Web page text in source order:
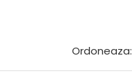
Ordoneaza: